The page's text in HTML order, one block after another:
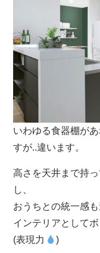
いわゆる食器棚が
すが..違います。
高さを天井まで持
し、
おうちとの統一感も
インテリアとして
(表現力
)